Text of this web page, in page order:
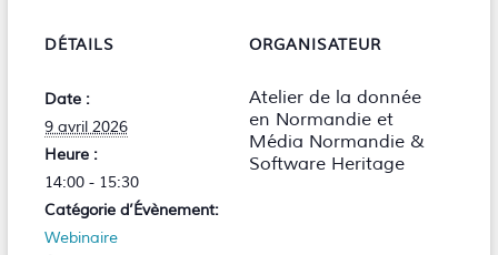
DÉTAILS
Date :
9 avril 2026
Heure :
14:00 - 15:30
Catégorie d’Évènement:
Webinaire
ORGANISATEUR
Atelier de la donnée
en Normandie et
Média Normandie &
Software Heritage